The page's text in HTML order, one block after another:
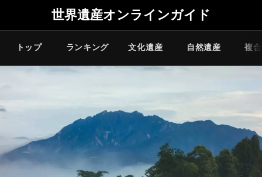
世界遺産オンラインガイド
トップ ランキング 文化遺産 自然遺産 複